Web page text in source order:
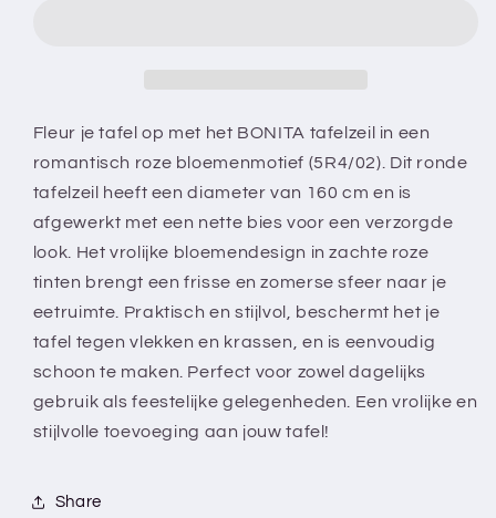
-
5R4/02
Roze
-
Bloem
-
bies
-
5R4/02
Roze
-
Bloem
-
bies
Fleur je tafel op met het BONITA tafelzeil in een
romantisch roze bloemenmotief (5R4/02). Dit ronde
tafelzeil heeft een diameter van 160 cm en is
afgewerkt met een nette bies voor een verzorgde
look. Het vrolijke bloemendesign in zachte roze
tinten brengt een frisse en zomerse sfeer naar je
eetruimte. Praktisch en stijlvol, beschermt het je
tafel tegen vlekken en krassen, en is eenvoudig
schoon te maken. Perfect voor zowel dagelijks
gebruik als feestelijke gelegenheden. Een vrolijke en
stijlvolle toevoeging aan jouw tafel!
Share